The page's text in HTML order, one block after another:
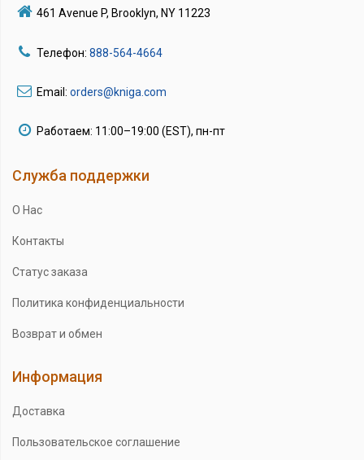
461 Avenue P, Brooklyn, NY 11223
Телефон: 888-564-4664
Email: orders@kniga.com
Работаем: 11:00–19:00 (EST), пн-пт
Служба поддержки
О Нас
Контакты
Статус заказа
Политика конфиденциальности
Возврат и обмен
Информация
Доставка
Пользовательское соглашение